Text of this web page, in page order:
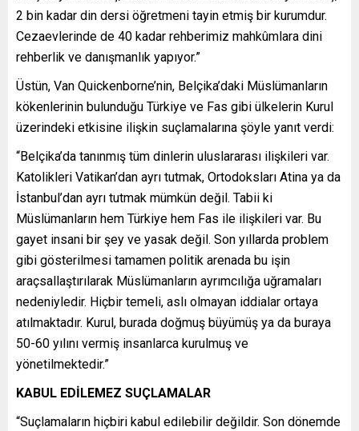
2 bin kadar din dersi öğretmeni tayin etmiş bir kurumdur.
Cezaevlerinde de 40 kadar rehberimiz mahkûmlara dini
rehberlik ve danışmanlık yapıyor.”
Üstün, Van Quickenborne’nin, Belçika’daki Müslümanların
kökenlerinin bulunduğu Türkiye ve Fas gibi ülkelerin Kurul
üzerindeki etkisine ilişkin suçlamalarına şöyle yanıt verdi:
“Belçika’da tanınmış tüm dinlerin uluslararası ilişkileri var.
Katolikleri Vatikan’dan ayrı tutmak, Ortodoksları Atina ya da
İstanbul’dan ayrı tutmak mümkün değil. Tabii ki
Müslümanların hem Türkiye hem Fas ile ilişkileri var. Bu
gayet insani bir şey ve yasak değil. Son yıllarda problem
gibi gösterilmesi tamamen politik arenada bu işin
araçsallaştırılarak Müslümanların ayrımcılığa uğramaları
nedeniyledir. Hiçbir temeli, aslı olmayan iddialar ortaya
atılmaktadır. Kurul, burada doğmuş büyümüş ya da buraya
50-60 yılını vermiş insanlarca kurulmuş ve
yönetilmektedir.”
KABUL EDİLEMEZ SUÇLAMALAR
“Suçlamaların hiçbiri kabul edilebilir değildir. Son dönemde